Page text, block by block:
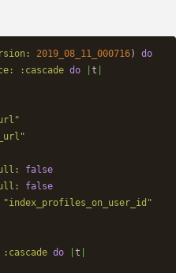
2019_08_11_000716)
do
:cascade do t
false
false
"index_profiles_on_user_id"
do t